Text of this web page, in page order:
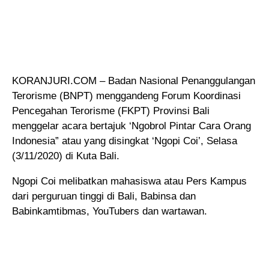
KORANJURI.COM – Badan Nasional Penanggulangan
Terorisme (BNPT) menggandeng Forum Koordinasi
Pencegahan Terorisme (FKPT) Provinsi Bali
menggelar acara bertajuk ‘Ngobrol Pintar Cara Orang
Indonesia” atau yang disingkat ‘Ngopi Coi’, Selasa
(3/11/2020) di Kuta Bali.
Ngopi Coi melibatkan mahasiswa atau Pers Kampus
dari perguruan tinggi di Bali, Babinsa dan
Babinkamtibmas, YouTubers dan wartawan.